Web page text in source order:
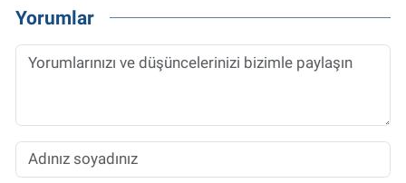
Yorumlar